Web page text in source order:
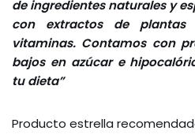
de ingredientes naturales y
con extractos de
vitaminas. Contamos con
bajos en azúcar e
tu dieta”
Producto estrella